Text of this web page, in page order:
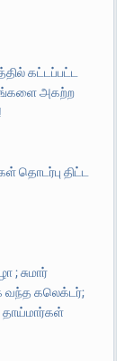
கட்டப்பட்ட
அகற்ற
தொடர்பு திட்ட
; சுமார்
வந்த கலெக்டர்;